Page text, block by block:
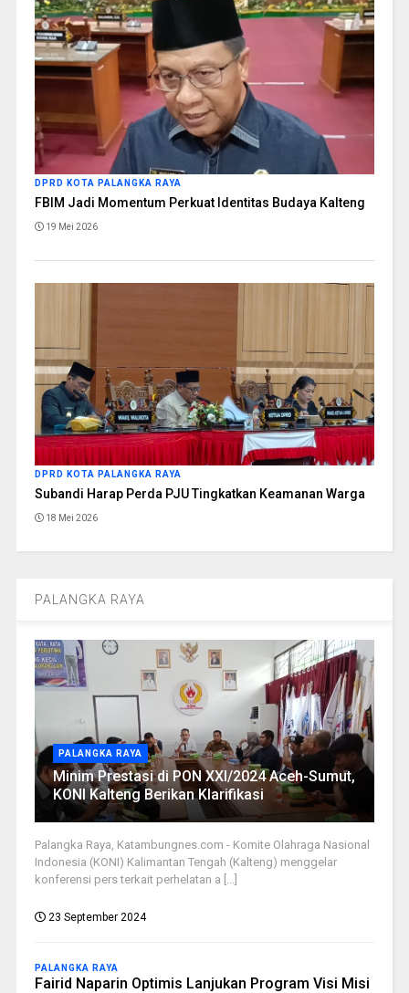
DPRD KOTA PALANGKA RAYA
FBIM Jadi Momentum Perkuat Identitas Budaya Kalteng
19 Mei 2026
DPRD KOTA PALANGKA RAYA
Subandi Harap Perda PJU Tingkatkan Keamanan Warga
18 Mei 2026
PALANGKA RAYA
PALANGKA RAYA
Minim Prestasi di PON XXI/2024 Aceh-Sumut,
KONI Kalteng Berikan Klarifikasi
Palangka Raya, Katambungnes.com - Komite Olahraga Nasional
Indonesia (KONI) Kalimantan Tengah (Kalteng) menggelar
konferensi pers terkait perhelatan a [...]
23 September 2024
PALANGKA RAYA
Fairid Naparin Optimis Lanjukan Program Visi Misi